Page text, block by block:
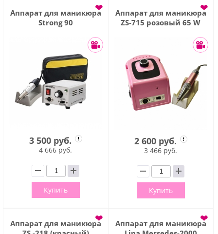
Аппарат для маникюра
Strong 90
❤
3 500 руб.
4 666 руб.
Купить
Аппарат для маникюра
ZS-715 розовый 65 W
❤
2 600 руб.
3 466 руб.
Купить
Аппарат для маникюра
❤
Аппарат для маникюра
❤